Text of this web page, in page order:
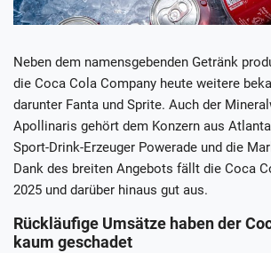
Neben dem namensgebenden Getränk
die Coca Cola Company heute weitere
darunter Fanta und Sprite. Auch der
Apollinaris gehört dem Konzern aus
Sport-Drink-Erzeuger Powerade und die
Dank des breiten Angebots fällt die Coca
2025 und darüber hinaus gut aus.
Rückläufige Umsätze haben der
kaum geschadet